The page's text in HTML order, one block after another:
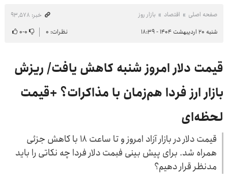
صفحه اصلی اقتصاد بازار روز
خبر: ۹۳٬۵۷۸
شنبه ۲۰ اردیبهشت ۱۴۰۴ - ۱۸:۳۹
نظرات: ۰ ۰-۰
قیمت دلار امروز شنبه کاهش یافت/ ریزش
بازار ارز فردا هم‌زمان با مذاکرات؟ +قیمت
لحظه‌ای
قیمت دلار در بازار آزاد امروز و تا ساعت ۱۸ با کاهش جزئی
همراه شد. برای پیش بینی فبمت دلار فردا چه نکاتی را باید
مدنظر قرار دهیم؟